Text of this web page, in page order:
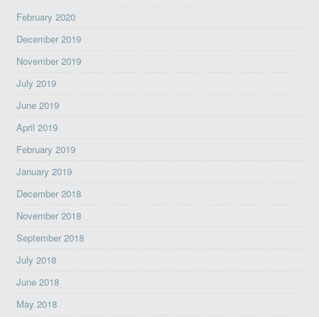
February 2020
December 2019
November 2019
July 2019
June 2019
April 2019
February 2019
January 2019
December 2018
November 2018
September 2018
July 2018
June 2018
May 2018